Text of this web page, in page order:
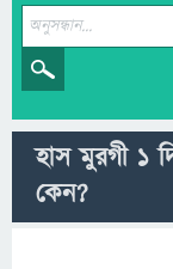
হাস মুরগী ১
কেন?